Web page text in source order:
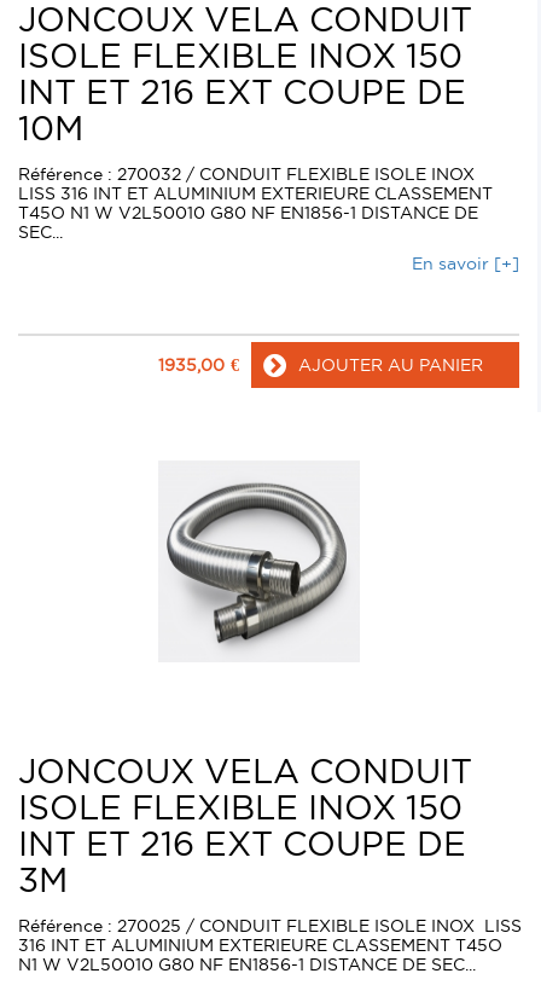
JONCOUX VELA CONDUIT
ISOLE FLEXIBLE INOX 150
INT ET 216 EXT COUPE DE
10M
Référence : 270032 / CONDUIT FLEXIBLE ISOLE INOX
LISS 316 INT ET ALUMINIUM EXTERIEURE CLASSEMENT
T45O N1 W V2L50010 G80 NF EN1856-1 DISTANCE DE
SEC...
En savoir [+]
1935,00 € AJOUTER AU PANIER
JONCOUX VELA CONDUIT
ISOLE FLEXIBLE INOX 150
INT ET 216 EXT COUPE DE
3M
Référence : 270025 / CONDUIT FLEXIBLE ISOLE INOX LISS
316 INT ET ALUMINIUM EXTERIEURE CLASSEMENT T45O
N1 W V2L50010 G80 NF EN1856-1 DISTANCE DE SEC...